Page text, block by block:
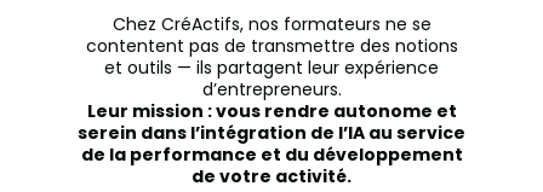
Chez CréActifs, nos formateurs ne se
contentent pas de transmettre des notions
et outils — ils partagent leur expérience
d’entrepreneurs.
Leur mission : vous rendre autonome et
serein dans l’intégration de l’IA au service
de la performance et du développement
de votre activité.